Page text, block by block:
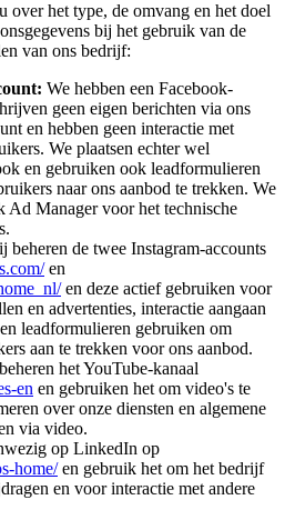
het type, de omvang en het doel
bij het gebruik van de
van ons bedrijf:
We hebben een Facebook-
geen eigen berichten via ons
en hebben geen interactie met
We plaatsen echter wel
en gebruiken ook leadformulieren
naar ons aanbod te trekken. We
Ad Manager voor het technische
beheren de twee Instagram-accounts
en
en deze actief gebruiken voor
en advertenties, interactie aangaan
leadformulieren gebruiken om
aan te trekken voor ons aanbod.
het YouTube-kanaal
en en gebruiken het om video's te
over onze diensten en algemene
via video.
op LinkedIn op
home/en gebruik het om het bedrijf
en voor interactie met andere